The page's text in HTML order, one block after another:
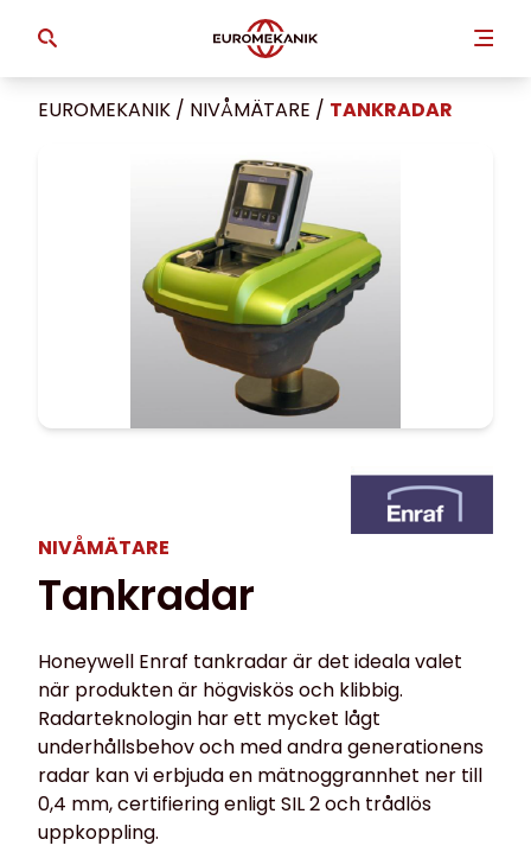
EUROMEKANIK / NIVÅMÄTARE / TANKRADAR
NIVÅMÄTARE
Tankradar
Honeywell Enraf tankradar är det ideala valet
när produkten är högviskös och klibbig.
Radarteknologin har ett mycket lågt
underhållsbehov och med andra generationens
radar kan vi erbjuda en mätnoggrannhet ner till
0,4 mm, certifiering enligt SIL 2 och trådlös
uppkoppling.